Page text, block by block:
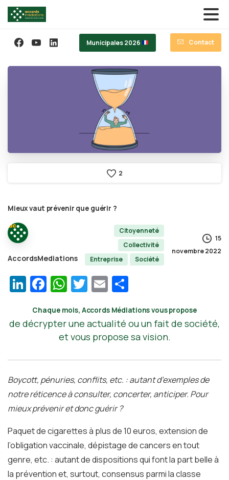
Municipales 2026 Contact
2
Mieuxvaut prévenir que guérir ?
AccordsMediations
Citoyenneté
Collectivité
Entreprise
Société
15
novembre 2022
LinkedIn
Facebook
WhatsApp
Twitter
Email
Chaque mois, Accords Médiations vous propose
de décrypter une actualité ou un fait de société,
et vous propose sa vision.
Boycott, pénuries, conflits, etc. : autant d’exemples de
notre réticence à consulter, concerter, anticiper. Pour
mieux prévenir et donc guérir ?
Paquet de cigarettes à plus de 10 euros, extension de
l’obligation vaccinale, dépistage de cancers en tout
genre, etc. : autant de dispositions qui font la part belle à
la prévention et, surtout, consensus parmi la classe